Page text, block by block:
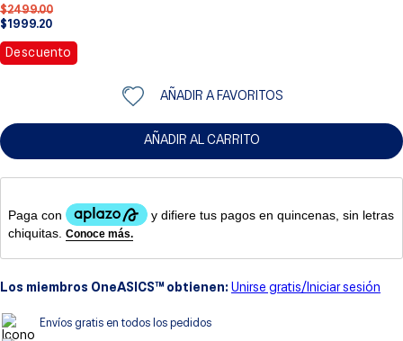
$2499.00
$1999.20
Descuento
AÑADIR A FAVORITOS
AÑADIR AL CARRITO
Los miembros OneASICS™ obtienen: Unirse gratis/Iniciar sesión
Envíos gratis en todos los pedidos
3.
4.
gel 1130
gel kayano 14
10. 1130